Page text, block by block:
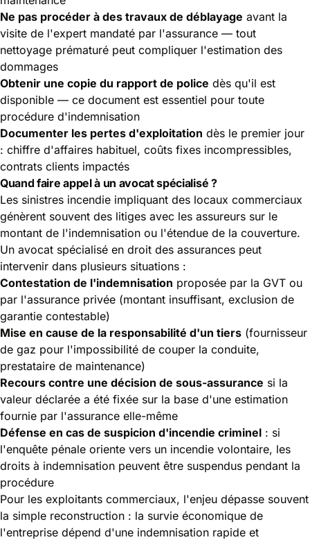
Ne pas procéder à des travaux de déblayage avant la
visite de l'expert mandaté par l'assurance — tout
nettoyage prématuré peut compliquer l'estimation des
dommages
Obtenir une copie du rapport de police dès qu'il est
disponible — ce document est essentiel pour toute
procédure d'indemnisation
Documenter les pertes d'exploitation dès le premier jour
: chiffre d'affaires habituel, coûts fixes incompressibles,
contrats clients impactés
Quand faire appel à un avocat spécialisé ?
Les sinistres incendie impliquant des locaux commerciaux
génèrent souvent des litiges avec les assureurs sur le
montant de l'indemnisation ou l'étendue de la couverture.
Un avocat spécialisé en droit des assurances peut
intervenir dans plusieurs situations :
Contestation de l'indemnisation proposée par la GVT ou
par l'assurance privée (montant insuffisant, exclusion de
garantie contestable)
Mise en cause de la responsabilité d'un tiers (fournisseur
de gaz pour l'impossibilité de couper la conduite,
prestataire de maintenance)
Recours contre une décision de sous-assurance si la
valeur déclarée a été fixée sur la base d'une estimation
fournie par l'assurance elle-même
Défense en cas de suspicion d'incendie criminel : si
l'enquête pénale oriente vers un incendie volontaire, les
droits à indemnisation peuvent être suspendus pendant la
procédure
Pour les exploitants commerciaux, l'enjeu dépasse souvent
la simple reconstruction : la survie économique de
l'entreprise dépend d'une indemnisation rapide et